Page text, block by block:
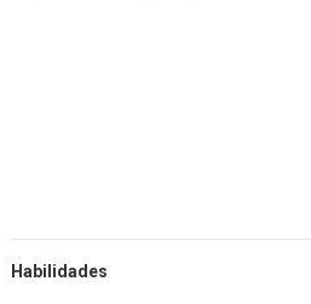
Habilidades